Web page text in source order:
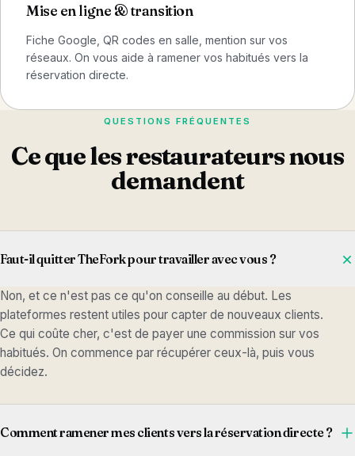
Mise en ligne & transition
Fiche Google, QR codes en salle, mention sur vos
réseaux. On vous aide à ramener vos habitués vers la
réservation directe.
QUESTIONS FRÉQUENTES
Ce que les restaurateurs nous
demandent
Faut-il quitter TheFork pour travailler avec vous ?
Non, et ce n'est pas ce qu'on conseille au début. Les
plateformes restent utiles pour capter de nouveaux clients.
Ce qui coûte cher, c'est de payer une commission sur vos
habitués. On commence par récupérer ceux-là, puis vous
décidez.
Comment ramener mes clients vers la réservation directe ?